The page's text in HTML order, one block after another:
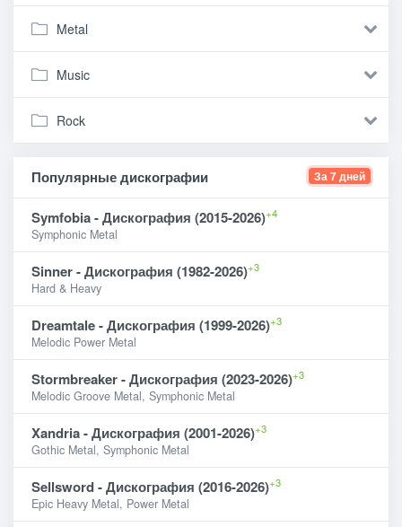
Metal
Music
Rock
Популярные дискографии За 7 дней
Symfobia - Дискография (2015-2026)+4
Symphonic Metal
Sinner - Дискография (1982-2026)+3
Hard & Heavy
Dreamtale - Дискография (1999-2026)+3
Melodic Power Metal
Stormbreaker - Дискография (2023-2026)+3
Melodic Groove Metal, Symphonic Metal
Xandria - Дискография (2001-2026)+3
Gothic Metal, Symphonic Metal
Sellsword - Дискография (2016-2026)+3
Epic Heavy Metal, Power Metal